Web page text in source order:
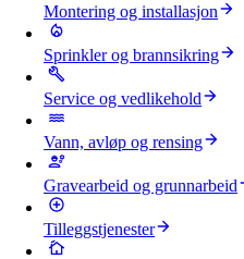
Montering og installasjon
Sprinkler og brannsikring
Service og vedlikehold
Vann, avløp og rensing
Gravearbeid og grunnarbeid
Tilleggstjenester